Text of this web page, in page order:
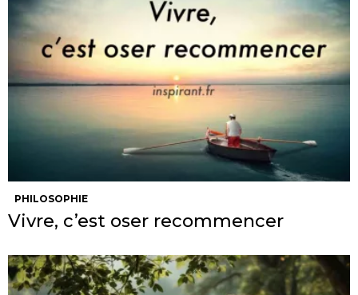
PHILOSOPHIE
Vivre, c’est oser recommencer